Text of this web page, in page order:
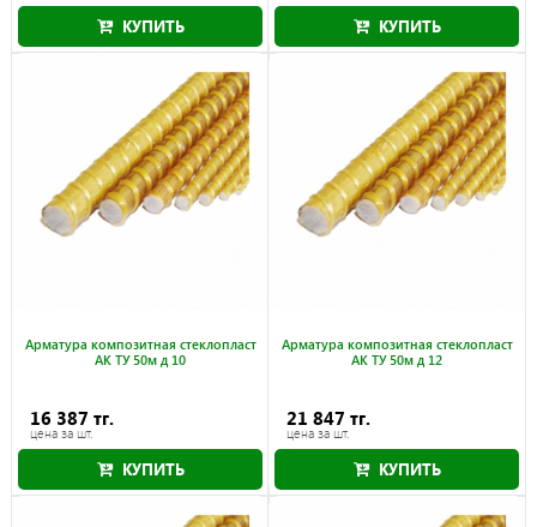
КУПИТЬ КУПИТЬ
Арматура композитная стеклопласт
АК ТУ 50м д 10
16 387 тг.
цена за шт.
КУПИТЬ
Арматура композитная стеклопласт
АК ТУ 50м д 12
21 847 тг.
цена за шт.
КУПИТЬ